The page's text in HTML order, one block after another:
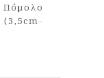
Πόμολο
(3,5cm-